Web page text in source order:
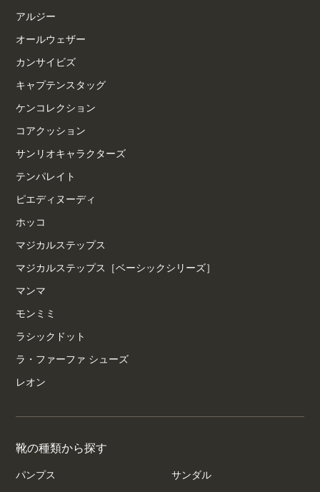
アルジー
オールウェザー
カンサイビズ
キャプテンスタッグ
ケンコレクション
コアクッション
サンリオキャラクターズ
テンパレイト
ピエディヌーディ
ホッコ
マジカルステップス
マジカルステップス［ベーシックシリーズ］
マンマ
モンミミ
ラシックドット
ラ・ファーファ シューズ
レオン
靴の種類から探す
パンプス サンダル